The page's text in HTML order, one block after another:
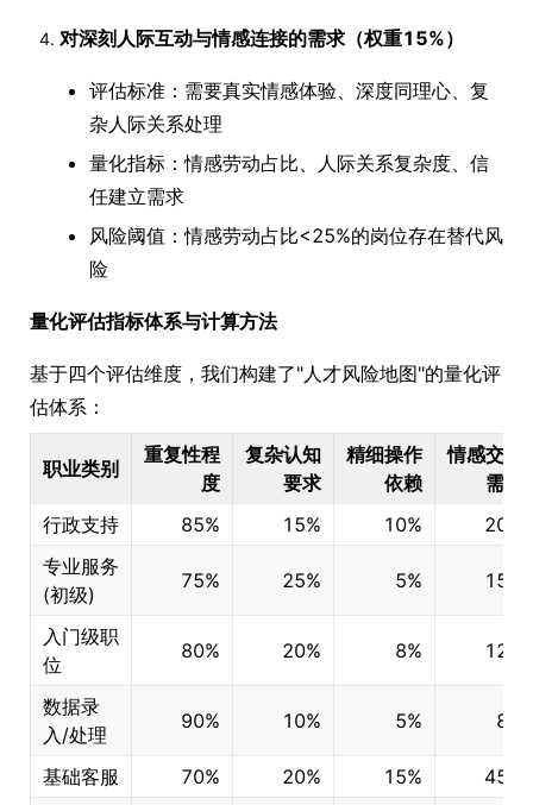
对深刻人际互动与情感连接的需求（权重15%）
评估标准：需要真实情感体验、深度同理心、复
杂人际关系处理
量化指标：情感劳动占比、人际关系复杂度、信
任建立需求
风险阈值：情感劳动占比<25%的岗位存在替代风
险
量化评估指标体系与计算方法
基于四个评估维度，我们构建了"人才风险地图"的量化评
估体系：
职业类别
重复性程
度
复杂认知
要求
精细操作
依赖
情感交互
需求
行政支持
85% 15% 10%
20%
专业服务
(初级)
75% 25% 5% 15%
入门级职
位
80% 20% 8% 12%
数据录
入/处理
90% 10% 5% 8%
基础客服 70% 20% 15% 45%